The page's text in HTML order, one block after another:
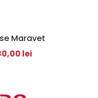
Maravet
lei